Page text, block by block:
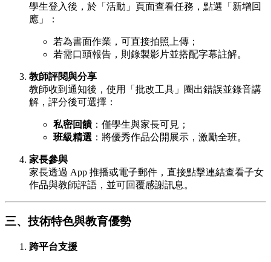
學生登入後，於「活動」頁面查看任務，點選「新增回
應」：
若為書面作業，可直接拍照上傳；
若需口頭報告，則錄製影片並搭配字幕註解。
教師評閱與分享
教師收到通知後，使用「批改工具」圈出錯誤並錄音講
解，評分後可選擇：
私密回饋：僅學生與家長可見；
班級精選 ：將優秀作品公開展示，激勵全班。
家長參與
家長透過 App 推播或電子郵件，直接點擊連結查看子女
作品與教師評語，並可回覆感謝訊息。
三、技術特色與教育優勢
跨平台支援